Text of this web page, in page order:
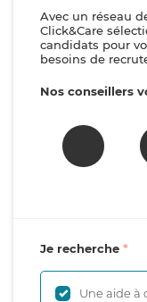
Avec un réseau
Click&Care
candidats pour
besoins de
Nos conseillers
Je recherche
Une aide à